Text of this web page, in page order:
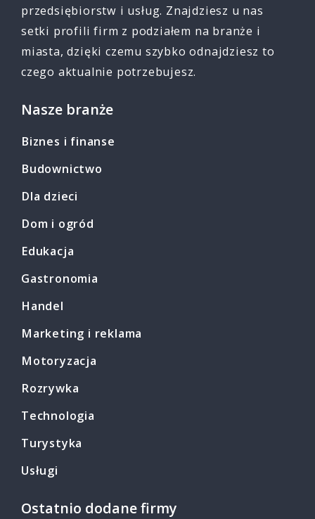
przedsiębiorstw i usług. Znajdziesz u nas
setki profili firm z podziałem na branże i
miasta, dzięki czemu szybko odnajdziesz to
czego aktualnie potrzebujesz.
Nasze branże
Biznes i finanse
Budownictwo
Dla dzieci
Dom i ogród
Edukacja
Gastronomia
Handel
Marketing i reklama
Motoryzacja
Rozrywka
Technologia
Turystyka
Usługi
Ostatnio dodane firmy